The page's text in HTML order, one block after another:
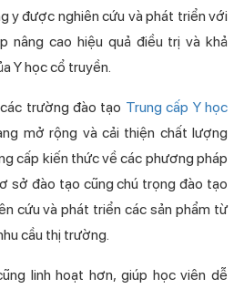
y được nghiên cứu và phát triển với
nâng cao hiệu quả điều trị và khả
Y học cổ truyền.
trường đào tạo Trung cấp Y học
mở rộng và cải thiện chất lượng
cấp kiến thức về các phương pháp
sở đào tạo cũng chú trọng đào tạo
cứu và phát triển các sản phẩm từ
cầu thị trường.
linh hoạt hơn, giúp học viên dễ